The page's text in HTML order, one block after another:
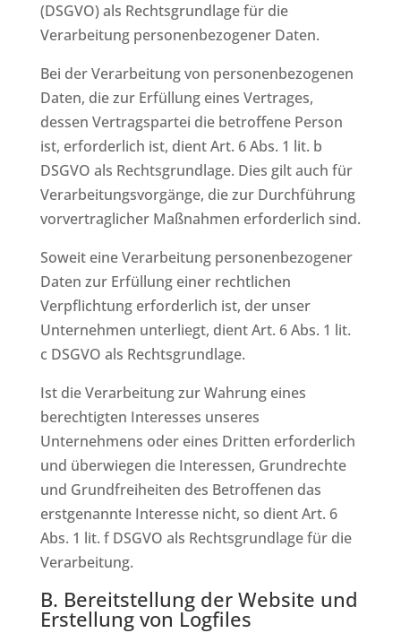
(DSGVO) als Rechtsgrundlage für die
Verarbeitung personenbezogener Daten.
Bei der Verarbeitung von personenbezogenen
Daten, die zur Erfüllung eines Vertrages,
dessen Vertragspartei die betroffene Person
ist, erforderlich ist, dient Art. 6 Abs. 1 lit. b
DSGVO als Rechtsgrundlage. Dies gilt auch für
Verarbeitungsvorgänge, die zur Durchführung
vorvertraglicher Maßnahmen erforderlich sind.
Soweit eine Verarbeitung personenbezogener
Daten zur Erfüllung einer rechtlichen
Verpflichtung erforderlich ist, der unser
Unternehmen unterliegt, dient Art. 6 Abs. 1 lit.
c DSGVO als Rechtsgrundlage.
Ist die Verarbeitung zur Wahrung eines
berechtigten Interesses unseres
Unternehmens oder eines Dritten erforderlich
und überwiegen die Interessen, Grundrechte
und Grundfreiheiten des Betroffenen das
erstgenannte Interesse nicht, so dient Art. 6
Abs. 1 lit. f DSGVO als Rechtsgrundlage für die
Verarbeitung.
B. Bereitstellung der Website und
Erstellung von Logfiles